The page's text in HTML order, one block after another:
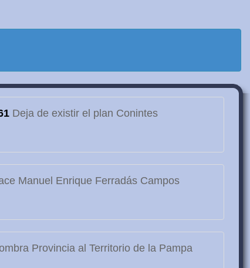
Deja de existir el plan Conintes
Manuel Enrique Ferradás Campos
Provincia al Territorio de la Pampa